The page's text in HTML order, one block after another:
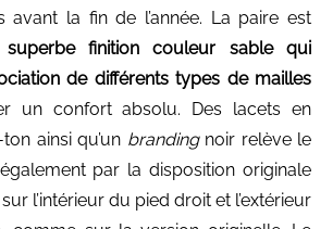
avant la fin de l’année. La paire est
superbe finition couleur sable qui
de différents types de mailles
un confort absolu. Des lacets en
ainsi qu’un brandingnoir relève le
par la disposition originale
l’intérieur du pied droit et l’extérieur